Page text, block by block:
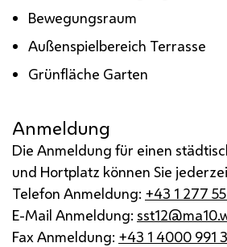
Bewegungsraum
Außenspielbereich Terrasse
Grünfläche Garten
Anmeldung
Die Anmeldung für einen
und Hortplatz können Sie
Telefon Anmeldung: +43 1 277
E-Mail Anmeldung:
Fax Anmeldung: +43 1 4000 991